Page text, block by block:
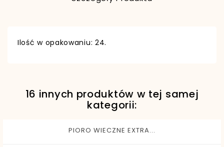
Ilość w opakowaniu: 24.
EAN13 5901812782816
16 innych produktów w tej samej
kategorii:
PIORO WIECZNE EXTRA...